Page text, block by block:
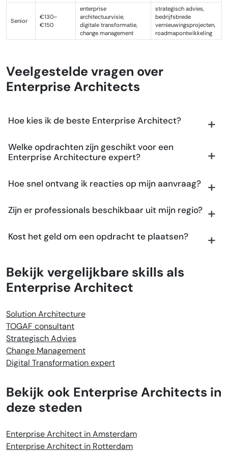
Senior
€130–
€150
enterprise
architectuurvisie,
digitale transformatie,
change management
strategisch advies,
bedrijfsbrede
vernieuwingsprojecten,
roadmapontwikkeling
Veelgestelde vragen over
Enterprise Architects
Hoe kies ik de beste Enterprise Architect?
Welke opdrachten zijn geschikt voor een
Enterprise Architecture expert?
Hoe snel ontvang ik reacties op mijn aanvraag?
Zijn er professionals beschikbaar uit mijn regio?
Kost het geld om een opdracht te plaatsen?
Bekijk vergelijkbare skills als
Enterprise Architect
Solution Architecture
TOGAF consultant
Strategisch Advies
Change Management
Digital Transformation expert
Bekijk ook Enterprise Architects in
deze steden
Enterprise Architect in Amsterdam
Enterprise Architect in Rotterdam